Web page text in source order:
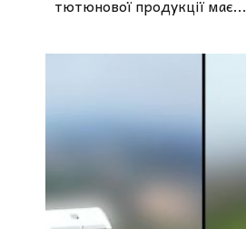
тютюнової продукції має...